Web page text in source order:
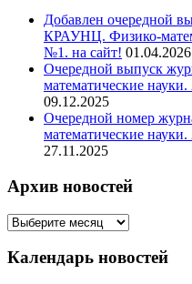
Добавлен очередной
КРАУНЦ. Физико-
№1. на сайт! 01.04.2026
Очередной выпуск
математические
09.12.2025
Очередной номер
математические
27.11.2025
Архив новостей
Архив
Календарь новостей